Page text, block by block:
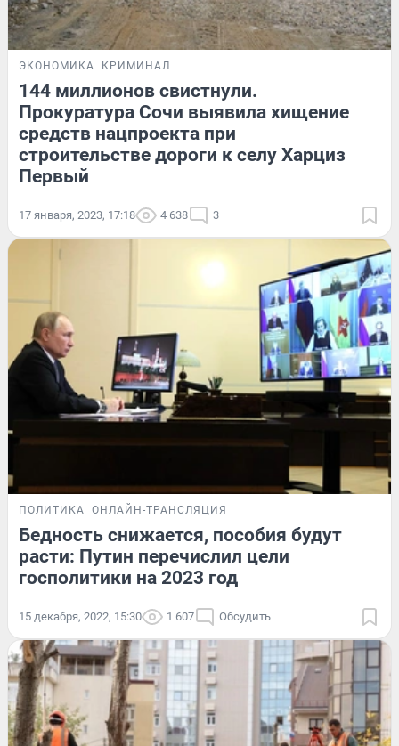
ЭКОНОМИКА КРИМИНАЛ
144 миллионов свистнули.
Прокуратура Сочи выявила хищение
средств нацпроекта при
строительстве дороги к селу Харциз
Первый
17 января, 2023, 17:18 4 638 3
ПОЛИТИКА ОНЛАЙН-ТРАНСЛЯЦИЯ
Бедность снижается, пособия будут
расти: Путин перечислил цели
госполитики на 2023 год
15 декабря, 2022, 15:30 1 607 Обсудить